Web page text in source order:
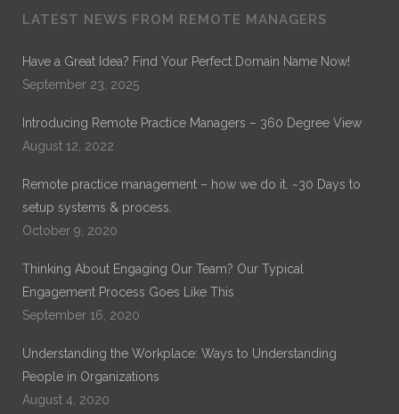
years of experience in General Healthcare Administration.
His current work is on Remote Practice Management. His
“Exploring the Role of Leadership Alignment and Culture
Integration on the Success of a Merger or Acquisition of a
LATEST NEWS FROM REMOTE MANAGERS
Have a Great Idea? Find Your Perfect Domain Name Now!
September 23, 2025
Introducing Remote Practice Managers – 360 Degree View
August 12, 2022
Remote practice management – how we do it. ~30 Days to
setup systems & process.
October 9, 2020
Thinking About Engaging Our Team? Our Typical
Engagement Process Goes Like This
September 16, 2020
Understanding the Workplace: Ways to Understanding
People in Organizations
August 4, 2020